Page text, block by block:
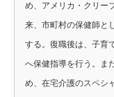
め、アメリカ・クリー
来、市町村の保健師と
する。復職後は、子育
へ保健指導を行う。ま
め、在宅介護のスペシ